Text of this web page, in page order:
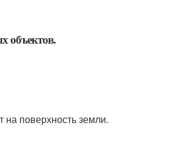
объектов.
на поверхность земли.